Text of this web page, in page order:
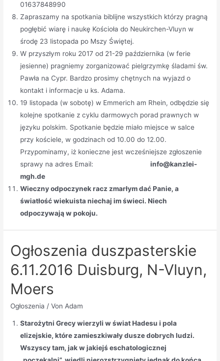
01637848990
Zapraszamy na spotkania biblijne wszystkich którzy pragną
pogłębić wiarę i naukę Kościoła do Neukirchen-Vluyn w
środę 23 listopada po Mszy Świętej.
W przyszłym roku 2017 od 21-29 października (w ferie
jesienne) pragniemy zorganizować pielgrzymkę śladami św.
Pawła na Cypr. Bardzo prosimy chętnych na wyjazd o
kontakt i informacje u ks. Adama.
19 listopada (w sobotę) w Emmerich am Rhein, odbędzie się
kolejne spotkanie z cyklu darmowych porad prawnych w
języku polskim. Spotkanie będzie miało miejsce w salce
przy kościele, w godzinach od 10.00 do 12.00.
Przypominamy, iż konieczne jest wcześniejsze zgłoszenie
sprawy na adres Email:info@kanzlei-
mgh.de
Wieczny odpoczynek racz zmarłym dać Panie, a
światłość wiekuista niechaj im świeci. Niech
odpoczywają w pokoju.
Ogłoszenia duszpasterskie
6.11.2016 Duisburg, N-Vluyn,
Moers
Ogłoszenia / Von Adam
Starożytni Grecy wierzyli w świat Hadesu i pola
elizejskie, które zamieszkiwały dusze dobrych ludzi.
Wszyscy tam, jak w jakiejś eschatologicznej